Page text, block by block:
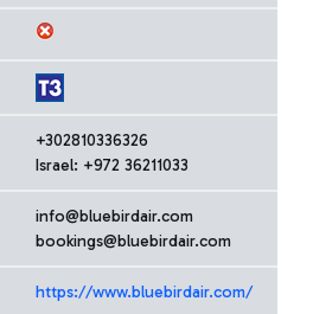
+302810336326
Israel: +972 36211033
info@bluebirdair.com
bookings@bluebirdair.com
https://www.bluebirdair.com/